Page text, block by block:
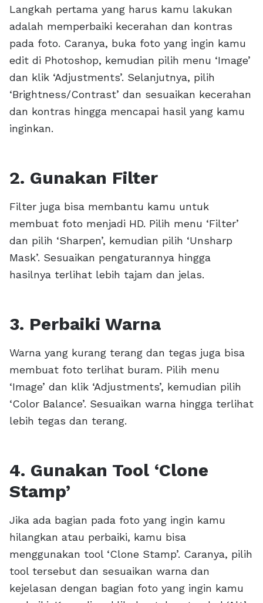
Langkah pertama yang harus kamu lakukan
adalah memperbaiki kecerahan dan kontras
pada foto. Caranya, buka foto yang ingin kamu
edit di Photoshop, kemudian pilih menu ‘Image’
dan klik ‘Adjustments’. Selanjutnya, pilih
‘Brightness/Contrast’ dan sesuaikan kecerahan
dan kontras hingga mencapai hasil yang kamu
inginkan.
2. Gunakan Filter
Filter juga bisa membantu kamu untuk
membuat foto menjadi HD. Pilih menu ‘Filter’
dan pilih ‘Sharpen’, kemudian pilih ‘Unsharp
Mask’. Sesuaikan pengaturannya hingga
hasilnya terlihat lebih tajam dan jelas.
3. Perbaiki Warna
Warna yang kurang terang dan tegas juga bisa
membuat foto terlihat buram. Pilih menu
‘Image’ dan klik ‘Adjustments’, kemudian pilih
‘Color Balance’. Sesuaikan warna hingga terlihat
lebih tegas dan terang.
4. Gunakan Tool ‘Clone
Stamp’
Jika ada bagian pada foto yang ingin kamu
hilangkan atau perbaiki, kamu bisa
menggunakan tool ‘Clone Stamp’. Caranya, pilih
tool tersebut dan sesuaikan warna dan
kejelasan dengan bagian foto yang ingin kamu